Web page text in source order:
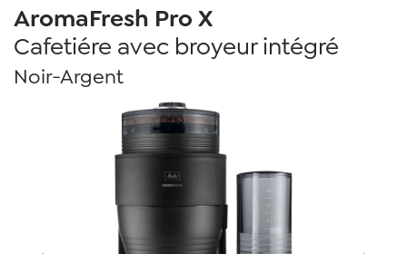
AromaFresh Pro X
Cafetiére avec broyeur intégré
Noir-Argent
Ignorer la galerie d'images